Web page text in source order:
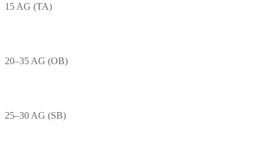
15 AG (TA)
20–35 AG (OB)
25–30 AG (SB)